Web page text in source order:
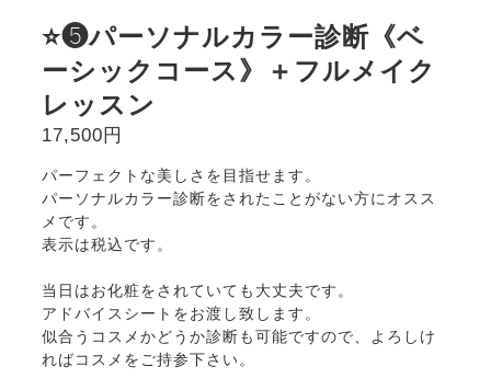
⭐️❺パーソナルカラー診断《ベ
ーシックコース》＋フルメイク
レッスン
17,500円
パーフェクトな美しさを目指せます。
パーソナルカラー診断をされたことがない方にオスス
メです。
表示は税込です。
当日はお化粧をされていても大丈夫です。
アドバイスシートをお渡し致します。
似合うコスメかどうか診断も可能ですので、よろしけ
ればコスメをご持参下さい。